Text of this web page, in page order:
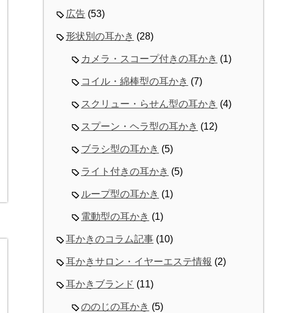
広告 (53)
形状別の耳かき (28)
カメラ・スコープ付きの耳かき (1)
コイル・綿棒型の耳かき (7)
スクリュー・らせん型の耳かき (4)
スプーン・ヘラ型の耳かき (12)
ブラシ型の耳かき (5)
ライト付きの耳かき (5)
ループ型の耳かき (1)
電動型の耳かき (1)
耳かきのコラム記事 (10)
耳かきサロン・イヤーエステ情報 (2)
耳かきブランド (11)
ののじの耳かき (5)